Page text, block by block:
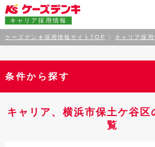
キャリア採用情報
ケーズデンキ採用情報サイトTOP キャリア採
条件から探す
キャリア、横浜市保土ケ谷区
覧